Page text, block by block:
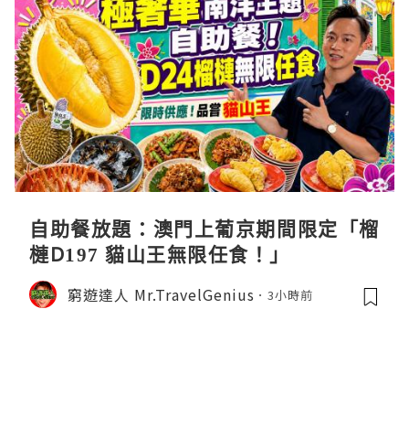
自助餐放題：澳門上葡京期間限定「榴
槤D197 貓山王無限任食！」
窮遊達人 Mr.TravelGenius 3小時前